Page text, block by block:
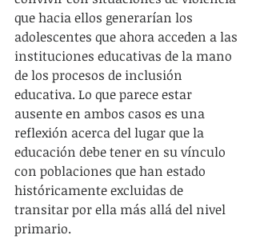
que hacia ellos generarían los
adolescentes que ahora acceden a las
instituciones educativas de la mano
de los procesos de inclusión
educativa. Lo que parece estar
ausente en ambos casos es una
reflexión acerca del lugar que la
educación debe tener en su vínculo
con poblaciones que han estado
históricamente excluidas de
transitar por ella más allá del nivel
primario.